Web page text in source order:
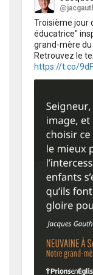
Troisième jour
éducatrice"
grand-mère du
Retrouvez le
https://t.co/